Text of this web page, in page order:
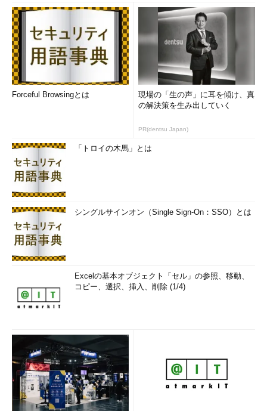
Forceful Browsingとは
現場の「生の声」に耳を傾け、真
の解決策を生み出していく
PR(dentsu Japan)
「トロイの木馬」とは
シングルサインオン（Single Sign-On：SSO）とは
Excelの基本オブジェクト「セル」の参照、移動、
コピー、選択、挿入、削除 (1/4)